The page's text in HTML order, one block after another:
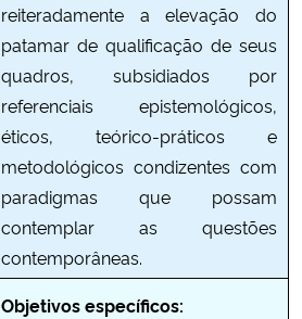
reiteradamente a elevação do
patamar de qualificação de seus
quadros, subsidiados por
referenciais epistemológicos,
éticos, teórico-práticos e
metodológicos condizentes com
paradigmas que possam
contemplar as questões
contemporâneas.
Objetivos específicos: